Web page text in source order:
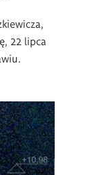
22 lipca